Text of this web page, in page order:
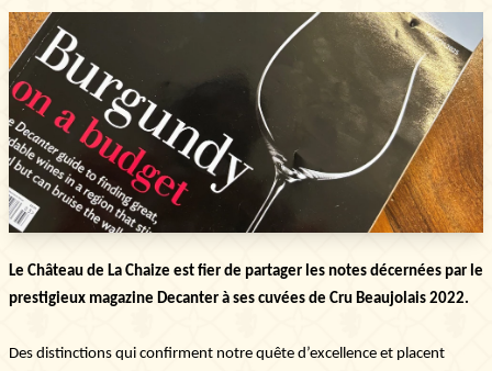
Le Château de La Chaize est fier de partager les notes décernées par le
prestigieux magazine Decanter à ses cuvées de Cru Beaujolais 2022.
Des distinctions qui confirment notre quête d’excellence et placent